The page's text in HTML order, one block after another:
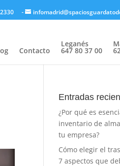
-
Contacto
Leganés
647 80 37 00
Entradas
¿Por qué es
inventario de
tu empresa?
Cómo elegir el
7 aspectos que